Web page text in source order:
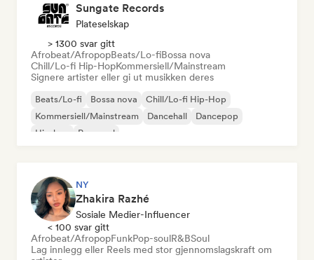
Sungate Records
Plateselskap
> 1300 svar gitt
Afrobeat/AfropopBeats/Lo-fiBossa nova
Chill/Lo-fi Hip-HopKommersiell/Mainstream
Signere artister eller gi ut musikken deres
Beats/Lo-fi Bossa nova
Chill/Lo-fi Hip-Hop
Kommersiell/Mainstream
Dancehall
Dancepop
Hip-hop
Pop-soul
NY
Zhakira Razhé
Sosiale Medier-Influencer
< 100 svar gitt
Afrobeat/AfropopFunkPop-soulR&BSoul
Lag innlegg eller Reels med stor gjennomslagskraft om